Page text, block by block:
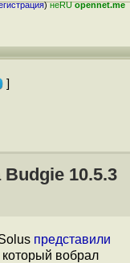
)неRUopennet.me
]
10.5.3
представили
который вобрал